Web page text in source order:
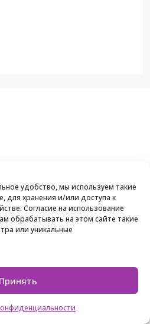
удобство, мы используем такие
для хранения и/или доступа к
Согласие на использование
обрабатывать на этом сайте такие
или уникальные
Принять